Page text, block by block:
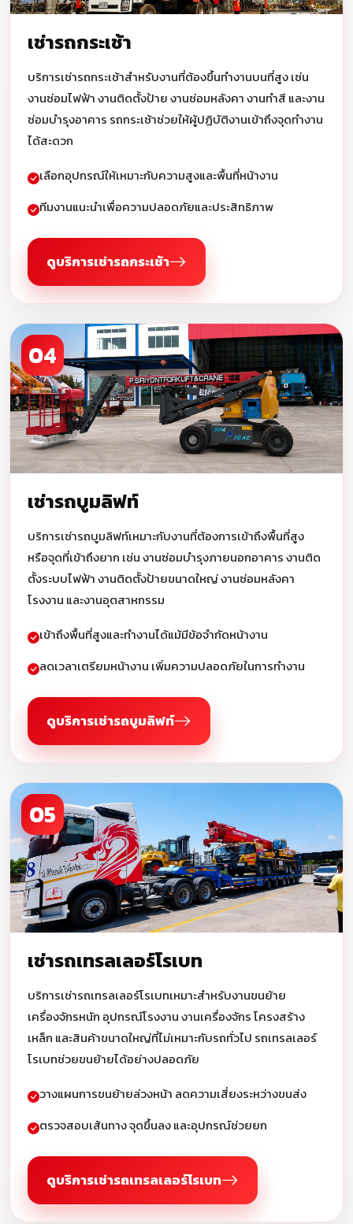
เช่ารถกระเช้า
บริการเช่ารถกระเช้าสำหรับงานที่ต้องขึ้นทำงานบนที่สูง เช่น
งานซ่อมไฟฟ้า งานติดตั้งป้าย งานซ่อมหลังคา งานทำสี และงาน
ซ่อมบำรุงอาคาร รถกระเช้าช่วยให้ผู้ปฏิบัติงานเข้าถึงจุดทำงาน
ได้สะดวก
เลือกอุปกรณ์ให้เหมาะกับความสูงและพื้นที่หน้างาน
ทีมงานแนะนำเพื่อความปลอดภัยและประสิทธิภาพ
ดูบริการเช่ารถกระเช้า
04
เช่ารถบูมลิฟท์
บริการเช่ารถบูมลิฟท์เหมาะกับงานที่ต้องการเข้าถึงพื้นที่สูง
หรือจุดที่เข้าถึงยาก เช่น งานซ่อมบำรุงภายนอกอาคาร งานติด
ตั้งระบบไฟฟ้า งานติดตั้งป้ายขนาดใหญ่ งานซ่อมหลังคา
โรงงาน และงานอุตสาหกรรม
เข้าถึงพื้นที่สูงและทำงานได้แม้มีข้อจำกัดหน้างาน
ลดเวลาเตรียมหน้างาน เพิ่มความปลอดภัยในการทำงาน
ดูบริการเช่ารถบูมลิฟท์
05
เช่ารถเทรลเลอร์โรเบท
บริการเช่ารถเทรลเลอร์โรเบทเหมาะสำหรับงานขนย้าย
เครื่องจักรหนัก อุปกรณ์โรงงาน งานเครื่องจักร โครงสร้าง
เหล็ก และสินค้าขนาดใหญ่ที่ไม่เหมาะกับรถทั่วไป รถเทรลเลอร์
โรเบทช่วยขนย้ายได้อย่างปลอดภัย
วางแผนการขนย้ายล่วงหน้า ลดความเสี่ยงระหว่างขนส่ง
ตรวจสอบเส้นทาง จุดขึ้นลง และอุปกรณ์ช่วยยก
ดูบริการเช่ารถเทรลเลอร์โรเบท